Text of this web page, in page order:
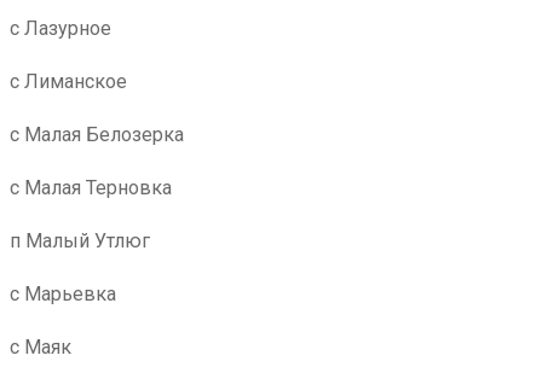
с Лазурное
с Лиманское
с Малая Белозерка
с Малая Терновка
п Малый Утлюг
с Марьевка
с Маяк